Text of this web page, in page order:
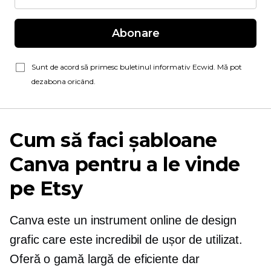
Abonare
Sunt de acord să primesc buletinul informativ Ecwid. Mă pot
dezabona oricând.
Cum să faci șabloane
Canva pentru a le vinde
pe Etsy
Canva este un instrument online de design
grafic care este incredibil de ușor de utilizat.
Oferă o gamă largă de eficiente dar